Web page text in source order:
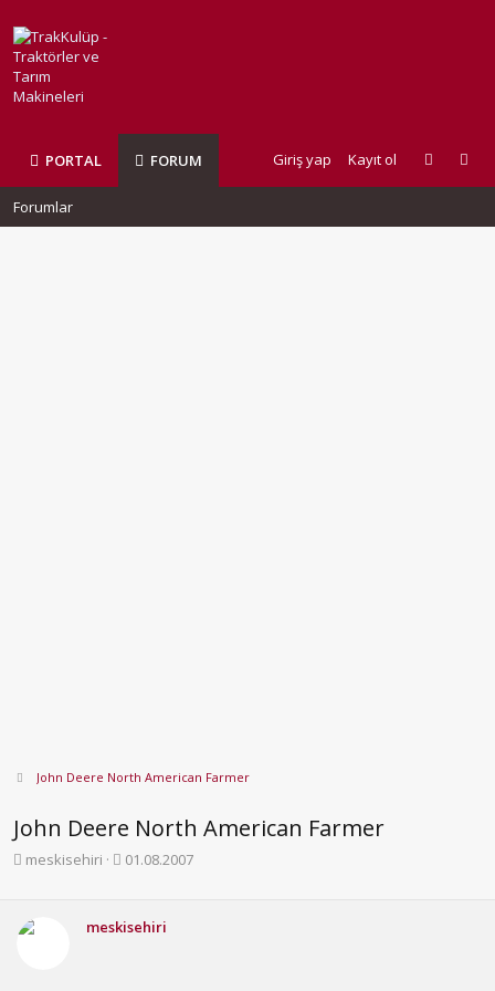
PORTAL FORUM Giriş yap Kayıt ol
Forumlar
John Deere North American Farmer
John Deere North American Farmer
K
b
u
meskisehiri
B
l
a
01.08.2007
meskisehiri